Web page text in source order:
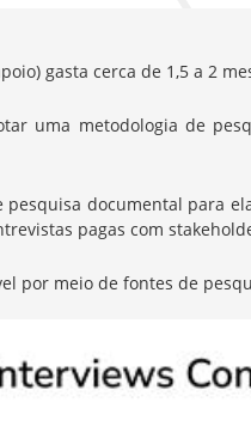
gasta cerca de 1,5 a 2
uma metodologia de
pesquisa documental para
pagas com
por meio de fontes de